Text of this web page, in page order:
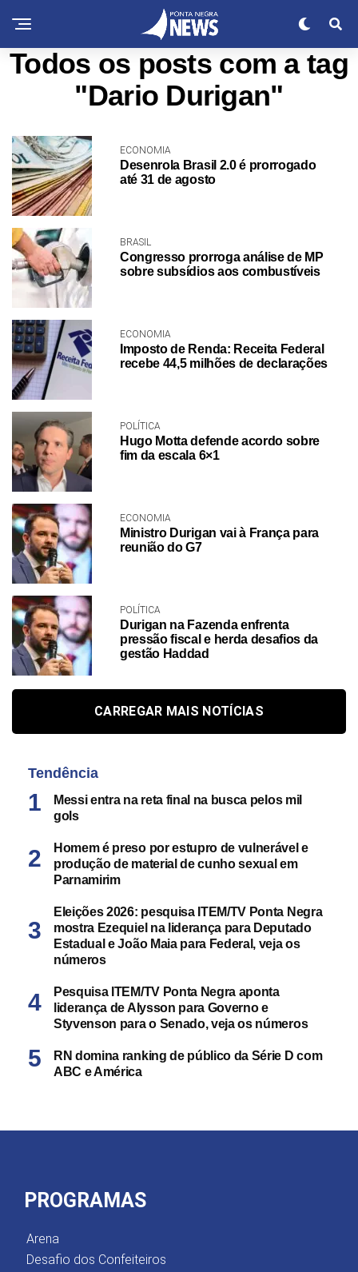
Todos os posts com a tag
"Dario Durigan"
ECONOMIA
Desenrola Brasil 2.0 é prorrogado
até 31 de agosto
BRASIL
Congresso prorroga análise de MP
sobre subsídios aos combustíveis
ECONOMIA
Imposto de Renda: Receita Federal
recebe 44,5 milhões de declarações
POLÍTICA
Hugo Motta defende acordo sobre
fim da escala 6×1
ECONOMIA
Ministro Durigan vai à França para
reunião do G7
POLÍTICA
Durigan na Fazenda enfrenta
pressão fiscal e herda desafios da
gestão Haddad
CARREGAR MAIS NOTÍCIAS
Tendência
Messi entra na reta final na busca pelos mil
gols
Homem é preso por estupro de vulnerável e
produção de material de cunho sexual em
Parnamirim
Eleições 2026: pesquisa ITEM/TV Ponta Negra
mostra Ezequiel na liderança para Deputado
Estadual e João Maia para Federal, veja os
números
Pesquisa ITEM/TV Ponta Negra aponta
liderança de Alysson para Governo e
Styvenson para o Senado, veja os números
RN domina ranking de público da Série D com
ABC e América
PROGRAMAS
Arena
Desafio dos Confeiteiros